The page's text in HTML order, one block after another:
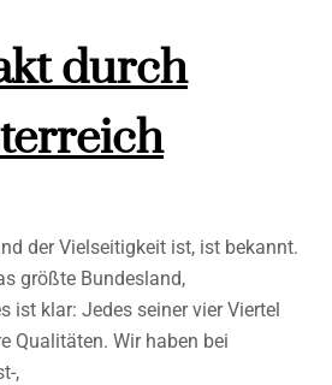
durch
der Vielseitigkeit ist, ist bekannt.
größte Bundesland,
ist klar: Jedes seiner vier Viertel
Qualitäten. Wir haben bei
,